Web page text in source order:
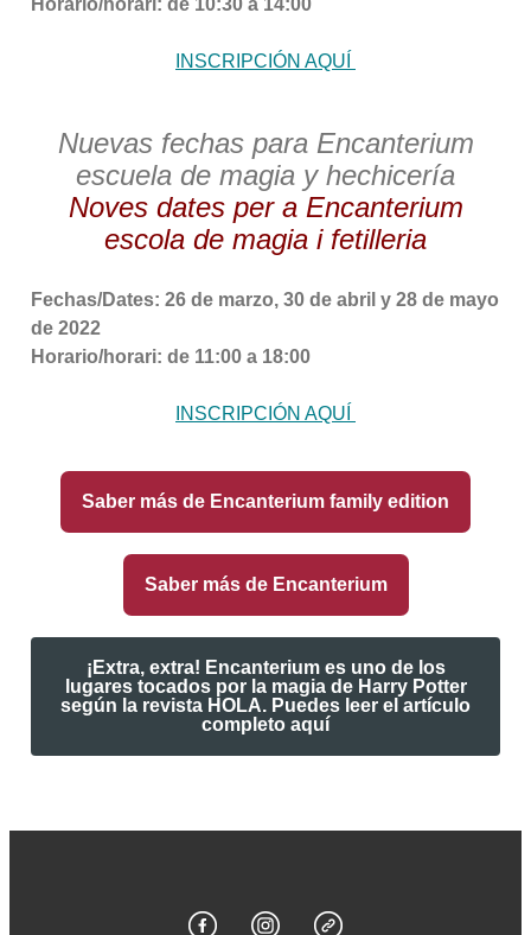
Horario/horari: de 10:30 a 14:00
INSCRIPCIÓN AQUÍ
Nuevas fechas para Encanterium
escuela de magia y hechicería
Noves dates per a Encanterium
escola de magia i fetilleria
Fechas/Dates: 26 de marzo, 30 de abril y 28 de mayo
de 2022
Horario/horari: de 11:00 a 18:00
INSCRIPCIÓN AQUÍ
Saber más de Encanterium family edition
Saber más de Encanterium
¡Extra, extra! Encanterium es uno de los
lugares tocados por la magia de Harry Potter
según la revista HOLA. Puedes leer el artículo
completo aquí